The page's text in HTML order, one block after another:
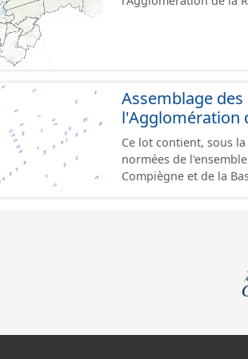
sont représentés
Assemblage des
l'Agglomération
Ce lot contient, sous
normées de
Compiègne et de la Basse Automne. Une
correspondante et
information est
la parcelle